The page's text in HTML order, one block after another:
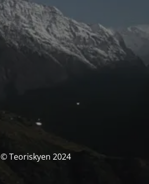
© Teoriskyen 2024